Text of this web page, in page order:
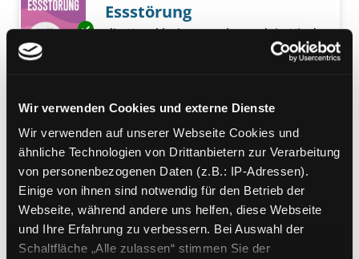
Wir verwenden Cookies und externe Dienste
Wir verwenden auf unserer Webseite Cookies und
ähnliche Technologien von Drittanbietern zur Verarbeitung
von personenbezogenen Daten (z.B.: IP-Adressen).
Einige von ihnen sind notwendig für den Betrieb der
Webseite, während andere uns helfen, diese Webseite
und Ihre Erfahrung zu verbessern. Bei Auswahl der
Schaltfläche „Alle zulassen“ stimmen Sie der
Exemplar-Details von Mein Kind hat eine
Essstörung
die Krankheit verstehen - dein Kind
Verfasser:Effmert, MartinaSuche nach
Jahr:2024
Verlag:Hannover, humboldt
Exemplar-Details von Essstörungen anzeigen
Mediengruppe:Sachbuch
Essstörungen
eine Einführung
Verfasser:Wooldridge, Tom